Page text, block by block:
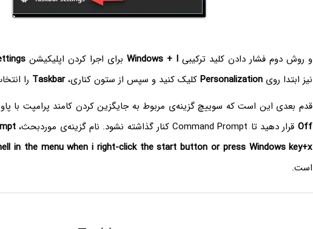
و روش دوم فشار دادن کلید ترکیبیWindows + I‌برای اجرا کردن اپلیکیشن
نیز ابتدا رویPersonalization کلیک کنید و سپس از ستون کناری،Taskbar را
قدم بعدی این است که سوییچ گزینه‌ی مربوط به جایگزین کردن کامند پرامپت با پاورشل
Off‌ قرار دهید تا Command Prompt کنار گذاشته نشود. نام گزینه‌ی موردبحث،
in the menu when i right-click the start button or press Windows key+x
است.